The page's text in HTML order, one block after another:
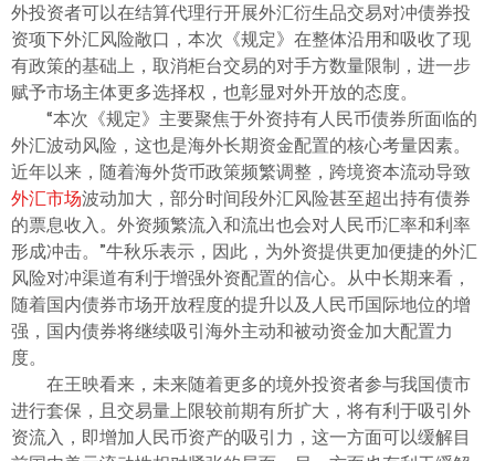
外投资者可以在结算代理行开展外汇衍生品交易对冲债券投
资项下外汇风险敞口，本次《规定》在整体沿用和吸收了现
有政策的基础上，取消柜台交易的对手方数量限制，进一步
赋予市场主体更多选择权，也彰显对外开放的态度。
“本次《规定》主要聚焦于外资持有人民币债券所面临的
外汇波动风险，这也是海外长期资金配置的核心考量因素。
近年以来，随着海外货币政策频繁调整，跨境资本流动导致
外汇市场波动加大，部分时间段外汇风险甚至超出持有债券
的票息收入。外资频繁流入和流出也会对人民币汇率和利率
形成冲击。”牛秋乐表示，因此，为外资提供更加便捷的外汇
风险对冲渠道有利于增强外资配置的信心。从中长期来看，
随着国内债券市场开放程度的提升以及人民币国际地位的增
强，国内债券将继续吸引海外主动和被动资金加大配置力
度。
在王映看来，未来随着更多的境外投资者参与我国债市
进行套保，且交易量上限较前期有所扩大，将有利于吸引外
资流入，即增加人民币资产的吸引力，这一方面可以缓解目